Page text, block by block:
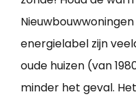
energielabel zijn
oude huizen (van
minder het geval.